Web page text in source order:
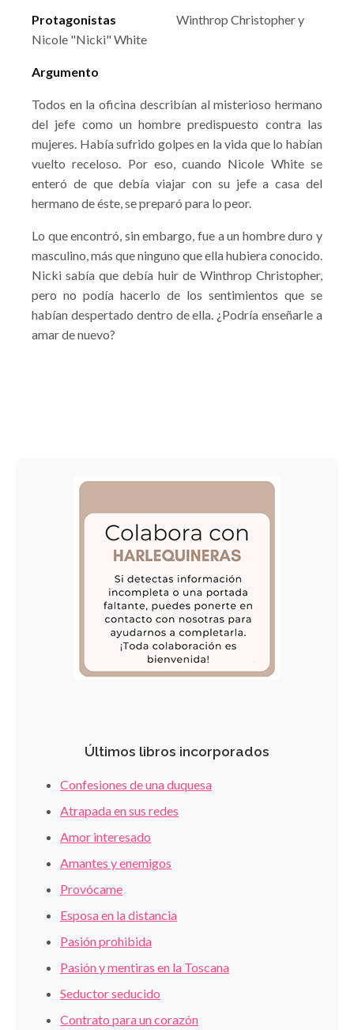
Protagonistas
Winthrop Christopher y
Nicole "Nicki" White
Argumento
Todos en la oficina describían al misterioso hermano
del jefe como un hombre predispuesto contra las
mujeres. Había sufrido golpes en la vida que lo habían
vuelto receloso. Por eso, cuando Nicole White se
enteró de que debía viajar con su jefe a casa del
hermano de éste, se preparó para lo peor.
Lo que encontró, sin embargo, fue a un hombre duro y
masculino, más que ninguno que ella hubiera conocido.
Nicki sabía que debía huir de Winthrop Christopher,
pero no podía hacerlo de los sentimientos que se
habían despertado dentro de ella. ¿Podría enseñarle a
amar de nuevo?
Últimos libros incorporados
Confesiones de una duquesa
Atrapada en sus redes
Amor interesado
Amantes y enemigos
Provócame
Esposa en la distancia
Pasión prohibida
Pasión y mentiras en la Toscana
Seductor seducido
Contrato para un corazón